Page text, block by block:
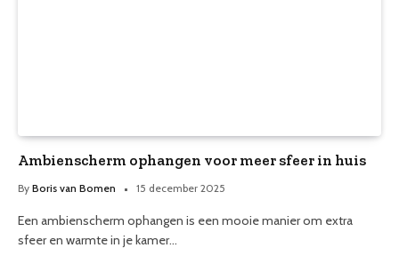
Ambienscherm ophangen voor meer sfeer in huis
By Boris van Bomen 15 december 2025
Een ambienscherm ophangen is een mooie manier om extra
sfeer en warmte in je kamer…